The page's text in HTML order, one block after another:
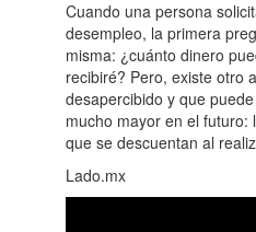
Cuando una persona
desempleo, la primera
misma: ¿cuánto dinero
recibiré? Pero, existe otro
desapercibido y que
mucho mayor en el futuro:
que se descuentan al
Lado.mx